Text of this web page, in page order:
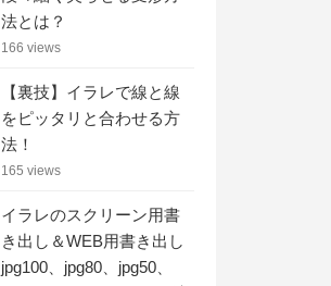
法とは？
166 views
【裏技】イラレで線と線
をピッタリと合わせる方
法！
165 views
イラレのスクリーン用書
き出し＆WEB用書き出し
jpg100、jpg80、jpg50、